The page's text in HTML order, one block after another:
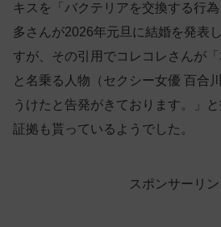
キスを「バクテリアを交換する行
多さんが2026年元旦に結婚を発表
すが、その引用でコレコレさんが
と名乗る人物（セクシー女優 百合
うけたと告発がきております。」と
証拠も貰っているようでした。
スポンサーリン